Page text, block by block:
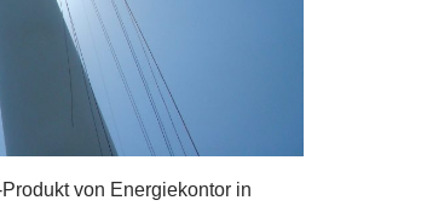
von Energiekontor in